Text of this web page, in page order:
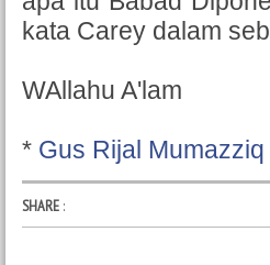
kata Carey dalam
WAllahu A'lam
* Gus Rijal Mumazziq
SHARE :